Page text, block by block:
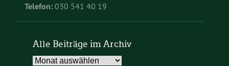
Telefon: 030 541 40 19
Alle Beiträge im Archiv
Alle